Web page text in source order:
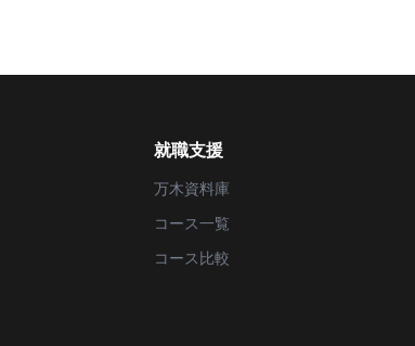
就職支援
万木資料庫
コース一覧
コース比較